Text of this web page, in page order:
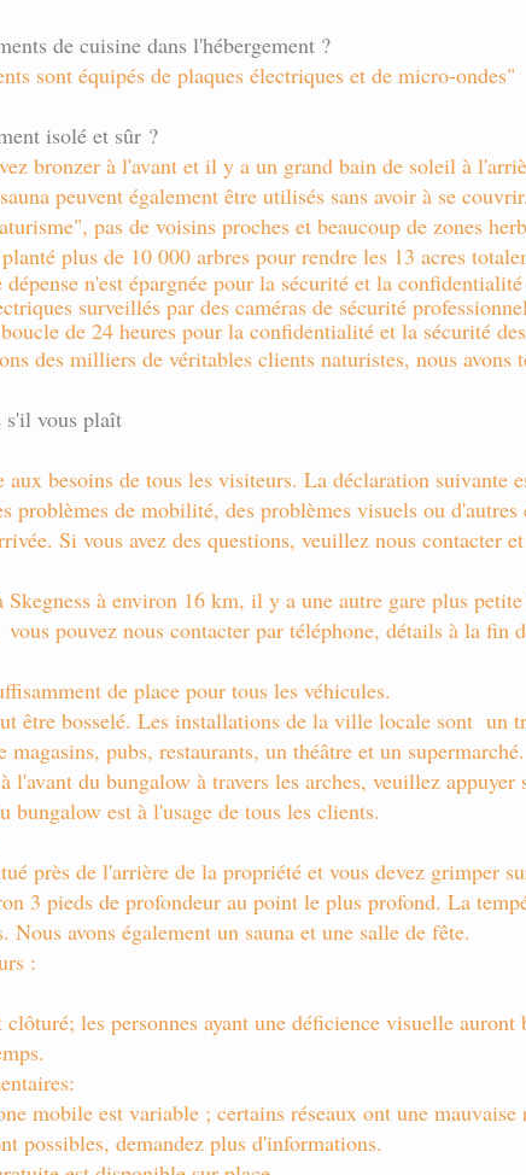
de cuisine dans l'hébergement ?
sont équipés de plaques électriques et de micro-ondes"
isolé et sûr ?
bronzer à l'avant et il y a un grand bain de soleil à
peuvent également être utilisés sans avoir à se
pas de voisins proches et beaucoup de zones
plus de 10 000 arbres pour rendre les 13 acres
dépense n'est épargnée pour la sécurité et la
surveillés par des caméras de sécurité
de 24 heures pour la confidentialité et la sécurité
des milliers de véritables clients naturistes, nous
s'il vous plaît
aux besoins de tous les visiteurs. La déclaration suivante
problèmes de mobilité, des problèmes visuels ou
Si vous avez des questions, veuillez nous contacter
à environ 16 km, il y a une autre gare plus
vous pouvez nous contacter par téléphone, détails à la fin
de place pour tous les véhicules.
être bosselé. Les installations de la ville locale sont un
magasins, pubs, restaurants, un théâtre et un supermarché.
l'avant du bungalow à travers les arches, veuillez appuyer
bungalow est à l'usage de tous les clients.
près de l'arrière de la propriété et vous devez grimper
3 pieds de profondeur au point le plus profond. La
Nous avons également un sauna et une salle de fête.
:
les personnes ayant une déficience visuelle auront
mobile est variable ; certains réseaux ont une mauvaise
possibles, demandez plus d'informations.